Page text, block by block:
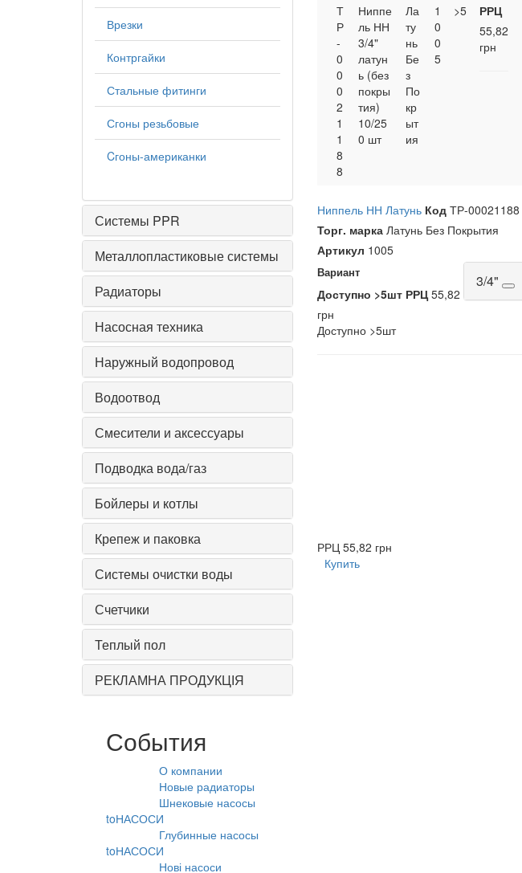
Врезки
Контргайки
Стальные фитинги
Сгоны резьбовые
Cгоны-американки
Системы PPR
Металлопластиковые системы
Радиаторы
Насосная техника
Наружный водопровод
Водоотвод
Смесители и аксессуары
Подводка вода/газ
Бойлеры и котлы
Крепеж и паковка
Системы очистки воды
Счетчики
Теплый пол
РЕКЛАМНА ПРОДУКЦІЯ
События
О компании
Новые радиаторы
Шнековые насосы
toНАСОСИ
Глубинные насосы
toНАСОСИ
Нові насоси
Т
Р
-
0
0
0
2
1
1
8
8
Ниппе
ль НН
3/4"
латун
ь (без
покры
тия)
10/25
0 шт
Ла
ту
нь
Бе
з
По
кр
ыт
ия
1
0
0
5
>5
РРЦ
55,82
грн
Ниппель НН Латунь КодТР-00021188
Торг. маркаЛатунь Без Покрытия
Артикул 1005
Вариант 3/4"
Доступно >5шт РРЦ55,82
грн
Доступно >5шт
РРЦ 55,82 грн
Купить